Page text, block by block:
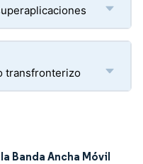
transfronterizo
Banda Ancha Móvil